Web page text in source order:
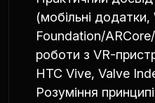
(мобільні
Foundation/
роботи з VR-
HTC Vive, Valve
Розуміння